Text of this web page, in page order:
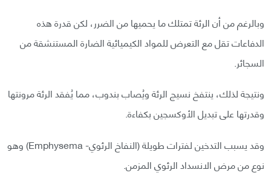
وبالرغم من أن الرئة تمتلك ما يحميها من الضرر، لكن قدرة هذه
الدفاعات تقل مع التعرض للمواد الكيميائية الضارة المستنشقة من
السجائر.
ونتيجة لذلك، ينتفخ نسيج الرئة ويُصاب بندوب، مما يُفقد الرئة مرونتها
وقدرتها على تبديل الأوكسجين بكفاءة.
وقد يسبب التدخين لفترات طويلة (النفاخ الرئوي- Emphysema) وهو
نوع من مرض الانسداد الرئوي المزمن.